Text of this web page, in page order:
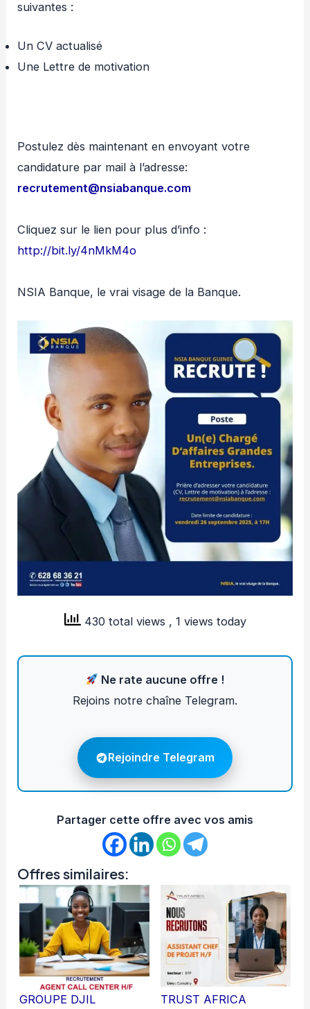
suivantes :
Un CV actualisé
Une Lettre de motivation
Postulez dès maintenant en envoyant votre
candidature par mail à l’adresse:
recrutement@nsiabanque.com
Cliquez sur le lien pour plus d’info :
http://bit.ly/4nMkM4o
NSIA Banque, le vrai visage de la Banque.
430 total views , 1 views today
Ne rate aucune offre !
Rejoins notre chaîne Telegram.
Rejoindre Telegram
Partager cette offre avec vos amis
Offres similaires:
GROUPE DJIL
TRUST AFRICA